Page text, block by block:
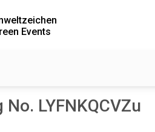
Events
LYFNKQCVZu